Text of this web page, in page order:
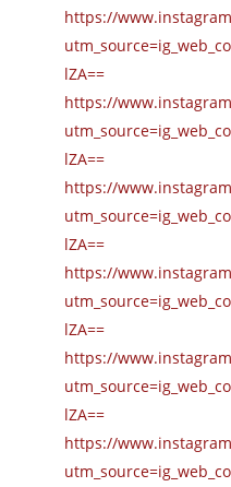
https://
lZA==
https://
lZA==
https://
lZA==
https://
lZA==
https://
lZA==
https://